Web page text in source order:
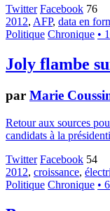
Twitter Facebook 76
2012, AFP, data en
Politique Chronique •
Joly flambe
par Marie
Retour aux sources
candidats à la
Twitter Facebook 54
2012, croissance,
Politique Chronique •